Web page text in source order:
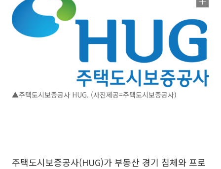
▲주택도시보증공사 HUG. (사진제공=주택도시보증공사)
주택도시보증공사(HUG)가 부동산 경기 침체와 프로